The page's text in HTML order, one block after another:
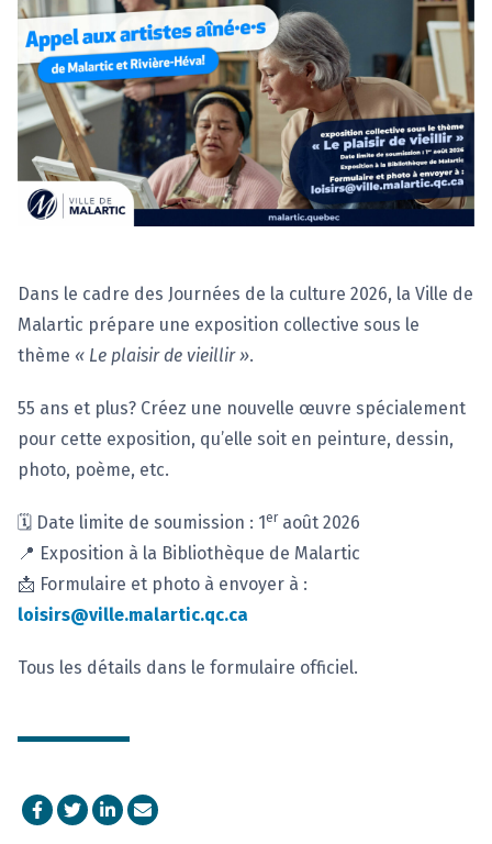
Dans le cadre des Journées de la culture 2026, la Ville de
Malartic prépare une exposition collective sous le
thème « Le plaisir de vieillir ».
55 ans et plus? Créez une nouvelle œuvre spécialement
pour cette exposition, qu’elle soit en peinture, dessin,
photo, poème, etc.
🗓 Date limite de soumission : 1eraoût 2026
📍 Exposition à la Bibliothèque de Malartic
📩 Formulaire et photo à envoyer à :
loisirs@ville.malartic.qc.ca
Tous les détails dans le formulaire officiel.
Facebook
TwitterLinkedIn
Courriel